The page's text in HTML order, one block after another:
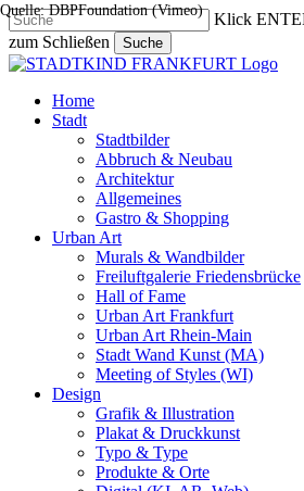
Skip
to
main
content
Klick
zum Schließen
Suche
Close
search
Menu
Home
Stadt
Stadtbilder
Abbruch & Neubau
Architektur
Allgemeines
Gastro & Shopping
Urban Art
Murals & Wandbilder
Freiluftgalerie Friedensbrücke
Hall of Fame
Urban Art Frankfurt
Urban Art Rhein-Main
Stadt Wand Kunst (MA)
Meeting of Styles (WI)
Design
Grafik & Illustration
Plakat & Druckkunst
Typo & Type
Produkte & Orte
Quelle: DBPFoundation (Vimeo)